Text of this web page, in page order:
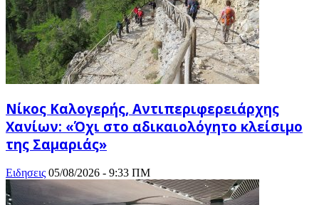
Νίκος Καλογερής, Αντιπεριφερειάρχης
Χανίων: «Όχι στο αδικαιολόγητο κλείσιμο
της Σαμαριάς»
Ειδησεις 05/08/2026 - 9:33 ΠΜ